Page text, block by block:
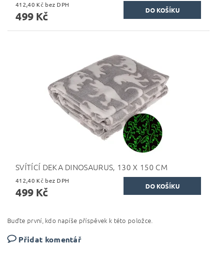
412,40 Kč bez DPH
499 Kč
SVÍTÍCÍ DEKA DINOSAURUS, 130 X 150 CM
412,40 Kč bez DPH
499 Kč
Buďte první, kdo napíše příspěvek k této položce.
Přidat komentář